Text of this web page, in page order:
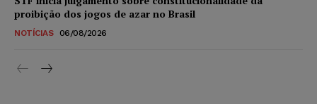
proibição dos jogos de azar no Brasil
NOTÍCIAS 06/08/2026